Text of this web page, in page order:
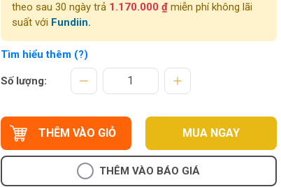
theo sau 30 ngày trả 1.170.000 ₫miễn phí không lãi
suất với Fundiin.
Tìm hiểu thêm (?)
Số lượng:
THÊM VÀO GIỎ MUA NGAY
THÊM VÀO BÁO GIÁ